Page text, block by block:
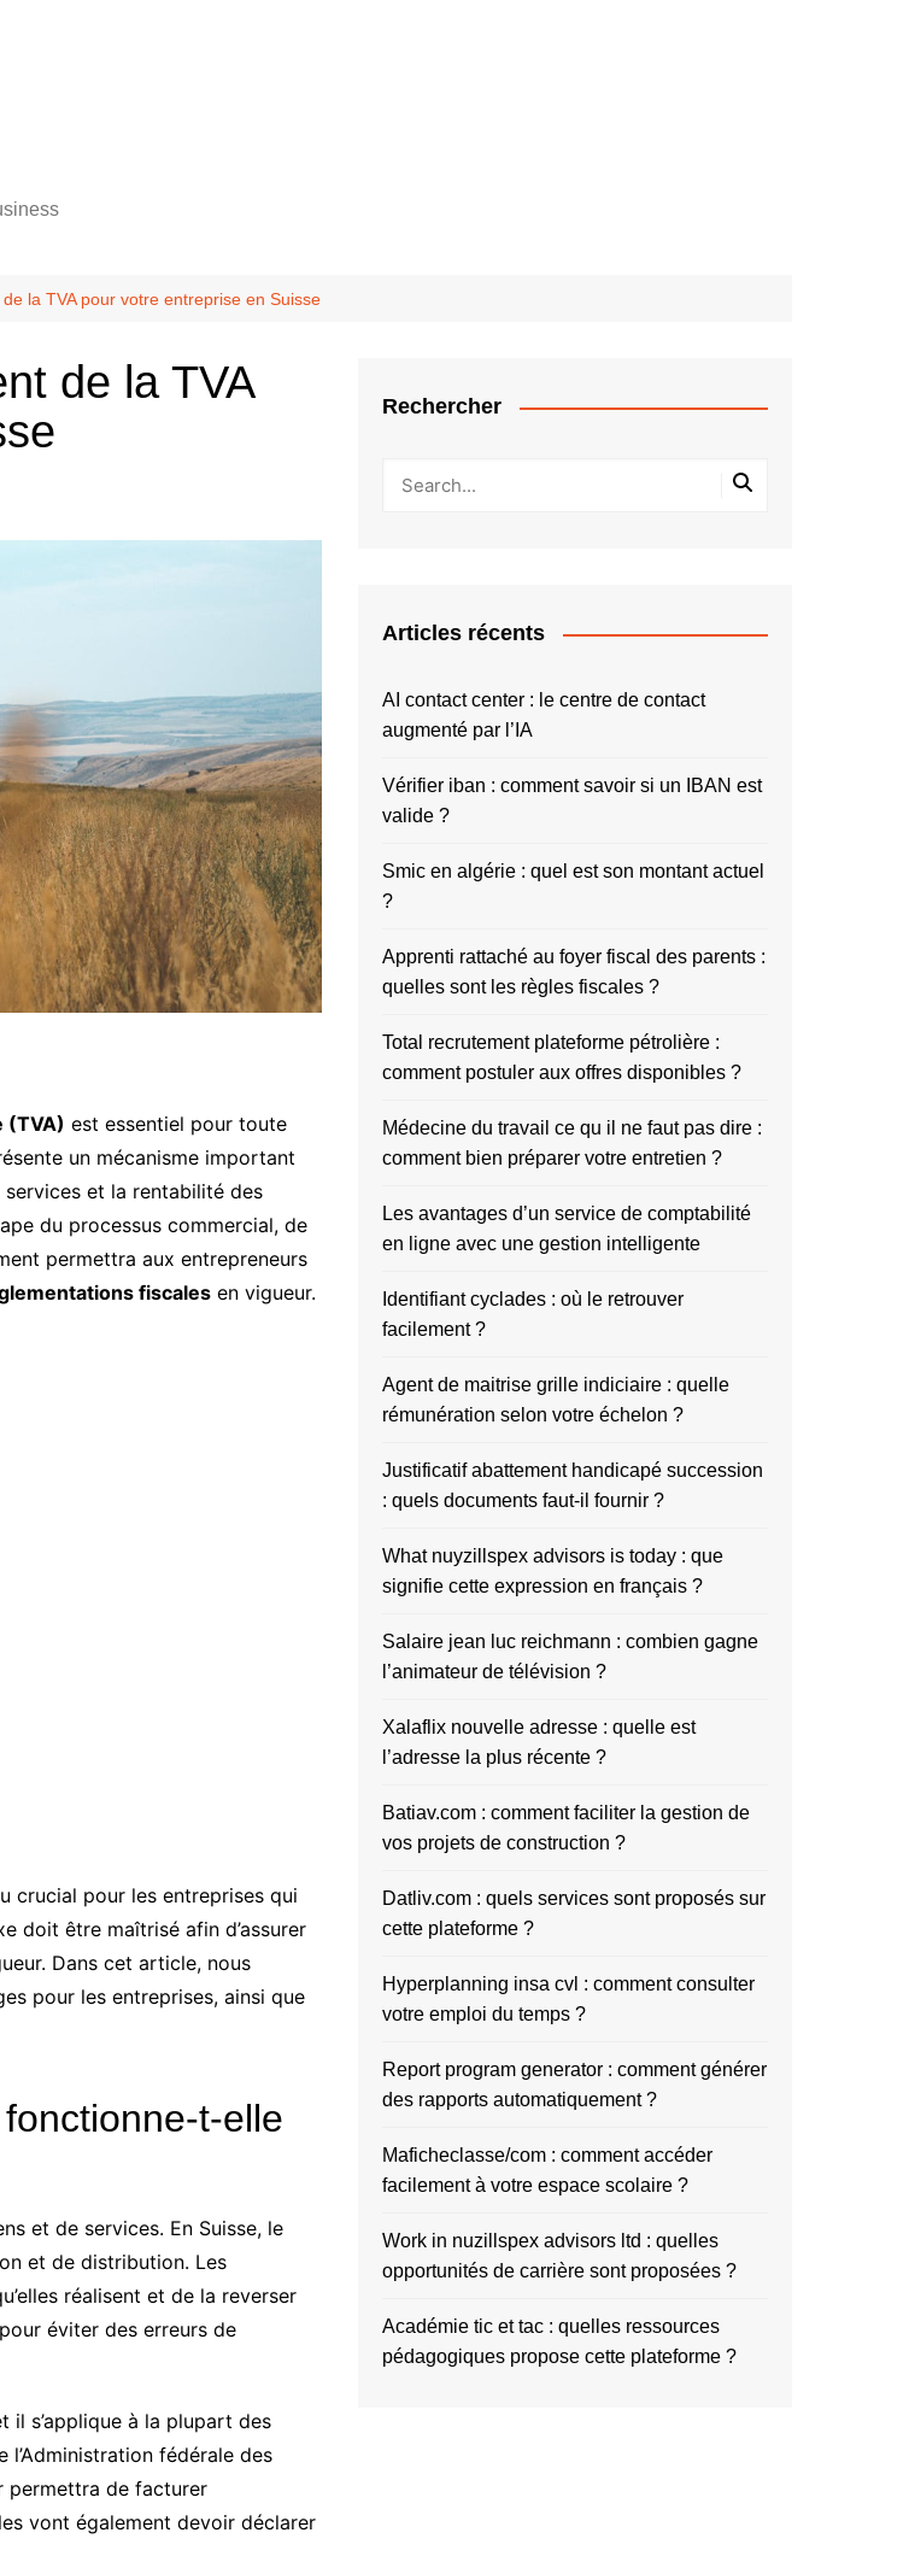
la TVA pour votre entreprise en Suisse
de la TVA
(TVA) est essentiel pour toute
un mécanisme important
et la rentabilité des
du processus commercial, de
permettra aux entrepreneurs
fiscales en vigueur.
crucial pour les entreprises qui
doit être maîtrisé afin d’assurer
Dans cet article, nous
pour les entreprises, ainsi que
t-elle
et de services. En Suisse, le
et de distribution. Les
réalisent et de la reverser
éviter des erreurs de
il s’applique à la plupart des
l’Administration fédérale des
permettra de facturer
vont également devoir déclarer
Rechercher
Articles récents
AI contact center : le centre de contact
augmenté par l’IA
Vérifier iban : comment savoir si un IBAN est
valide ?
Smic en algérie : quel est son montant actuel
?
Apprenti rattaché au foyer fiscal des parents :
quelles sont les règles fiscales ?
Total recrutement plateforme pétrolière :
comment postuler aux offres disponibles ?
Médecine du travail ce qu il ne faut pas dire :
comment bien préparer votre entretien ?
Les avantages d’un service de comptabilité
en ligne avec une gestion intelligente
Identifiant cyclades : où le retrouver
facilement ?
Agent de maitrise grille indiciaire : quelle
rémunération selon votre échelon ?
Justificatif abattement handicapé succession
: quels documents faut-il fournir ?
What nuyzillspex advisors is today : que
signifie cette expression en français ?
Salaire jean luc reichmann : combien gagne
l’animateur de télévision ?
Xalaflix nouvelle adresse : quelle est
l’adresse la plus récente ?
Batiav.com : comment faciliter la gestion de
vos projets de construction ?
Datliv.com : quels services sont proposés sur
cette plateforme ?
Hyperplanning insa cvl : comment consulter
votre emploi du temps ?
Report program generator : comment générer
des rapports automatiquement ?
Maficheclasse/com : comment accéder
facilement à votre espace scolaire ?
Work in nuzillspex advisors ltd : quelles
opportunités de carrière sont proposées ?
Académie tic et tac : quelles ressources
pédagogiques propose cette plateforme ?